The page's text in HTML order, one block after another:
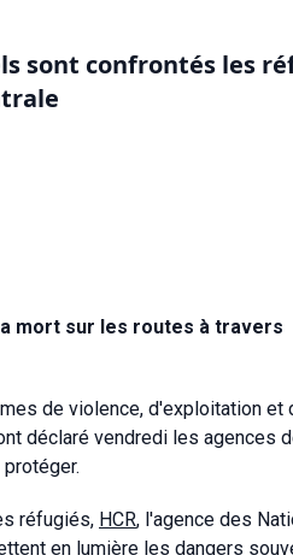
sont confrontés les
mort sur les routes à travers
de violence, d'exploitation et
déclaré vendredi les agences
réfugiés, HCR, l'agence des
en lumière les dangers